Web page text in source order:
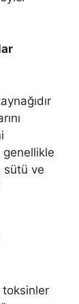
genellikle
sütü ve
toksinler